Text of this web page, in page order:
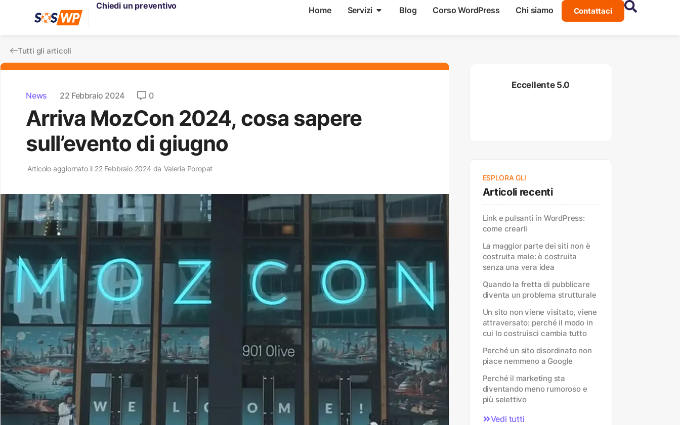
Home Servizi Blog Corso WordPress Chi siamo Contattaci
Chiedi un preventivo
Tutti gli articoli
News 22 Febbraio 2024 0
Arriva MozCon 2024, cosa sapere
sull’evento di giugno
Articolo aggiornato il 22 Febbraio 2024 da Valeria Poropat
Eccellente 5.0
ESPLORA GLI
Articoli recenti
Link e pulsanti in WordPress:
come crearli
La maggior parte dei siti non è
costruita male: è costruita
senza una vera idea
Quando la fretta di pubblicare
diventa un problema strutturale
Un sito non viene visitato, viene
attraversato: perché il modo in
cui lo costruisci cambia tutto
Perché un sito disordinato non
piace nemmeno a Google
Perché il marketing sta
diventando meno rumoroso e
più selettivo
Vedi tutti